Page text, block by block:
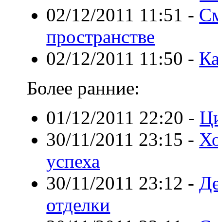
02/12/2011 11:51 -
пространстве
02/12/2011 11:50 -
Более ранние:
01/12/2011 22:20 -
30/11/2011 23:15 -
успеха
30/11/2011 23:12 -
отделки